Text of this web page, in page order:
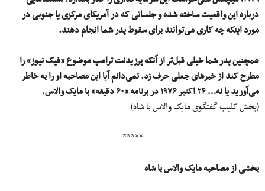
درباره این واقعیت ساخته شده و جلساتی که در آمریکای مرکزی یا جنوبی در
مورد اینکه چه کاری می‌توانند برای سقوط پدر شما انجام دهند.
همچنین پدر شما خیلی قبل‌تر از آنکه پرزیدنت ترامپ موضوع «فیک نیوز» را
مطرح کند از خبرهای جعلی حرف زد. نمی‌دانم آیا این مصاحبه او را به خاطر
می‌آورید یا نه… ۲۴ اکتبر ۱۹۷۶ در برنامه «۶۰ دقیقه» با مایک والاس.
(پخش کلیپ گفتگوی مایک والاس با شاه)
*****
بخشی از مصاحبه مایک والاس با شاه